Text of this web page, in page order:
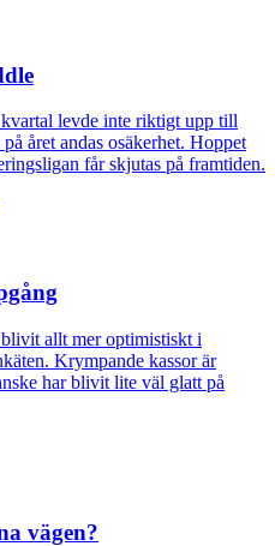
levde inte riktigt upp till
året andas osäkerhet. Hoppet
får skjutas på framtiden.
allt mer optimistiskt i
Krympande kassor är
har blivit lite väl glatt på
vägen?